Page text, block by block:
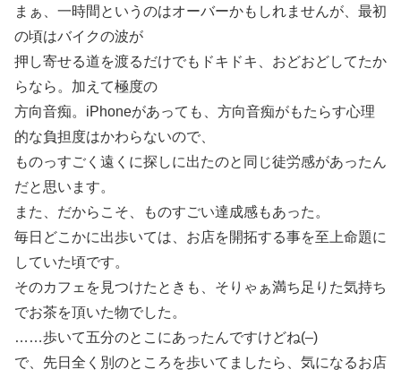
まぁ、一時間というのはオーバーかもしれませんが、最初
の頃はバイクの波が
押し寄せる道を渡るだけでもドキドキ、おどおどしてたか
らなら。加えて極度の
方向音痴。iPhoneがあっても、方向音痴がもたらす心理
的な負担度はかわらないので、
ものっすごく遠くに探しに出たのと同じ徒労感があったん
だと思います。
また、だからこそ、ものすごい達成感もあった。
毎日どこかに出歩いては、お店を開拓する事を至上命題に
していた頃です。
そのカフェを見つけたときも、そりゃぁ満ち足りた気持ち
でお茶を頂いた物でした。
……歩いて五分のとこにあったんですけどね(–)
で、先日全く別のところを歩いてましたら、気になるお店